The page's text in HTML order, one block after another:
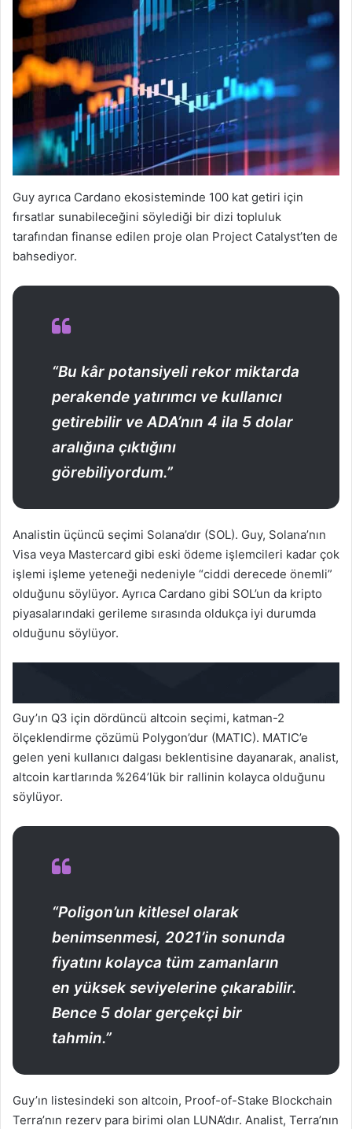
Guy ayrıca Cardano ekosisteminde 100 kat getiri için
fırsatlar sunabileceğini söylediği bir dizi topluluk
tarafından finanse edilen proje olan Project Catalyst’ten de
bahsediyor.
“Bu kâr potansiyeli rekor miktarda
perakende yatırımcı ve kullanıcı
getirebilir ve ADA’nın 4 ila 5 dolar
aralığına çıktığını
görebiliyordum.”
Analistin üçüncü seçimi Solana’dır (SOL). Guy, Solana’nın
Visa veya Mastercard gibi eski ödeme işlemcileri kadar çok
işlemi işleme yeteneği nedeniyle “ciddi derecede önemli”
olduğunu söylüyor. Ayrıca Cardano gibi SOL’un da kripto
piyasalarındaki gerileme sırasında oldukça iyi durumda
olduğunu söylüyor.
Guy’ın Q3 için dördüncü altcoin seçimi, katman-2
ölçeklendirme çözümü Polygon’dur (MATIC). MATIC’e
gelen yeni kullanıcı dalgası beklentisine dayanarak, analist,
altcoin kartlarında %264’lük bir rallinin kolayca olduğunu
söylüyor.
“Poligon’un kitlesel olarak
benimsenmesi, 2021’in sonunda
fiyatını kolayca tüm zamanların
en yüksek seviyelerine çıkarabilir.
Bence 5 dolar gerçekçi bir
tahmin.”
Guy’ın listesindeki son altcoin, Proof-of-Stake Blockchain
Terra’nın rezerv para birimi olan LUNA’dır. Analist, Terra’nın